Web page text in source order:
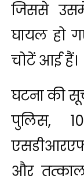
जिससे
घायल हो
चोटें आई हैं।
घटना की
पुलिस,
और